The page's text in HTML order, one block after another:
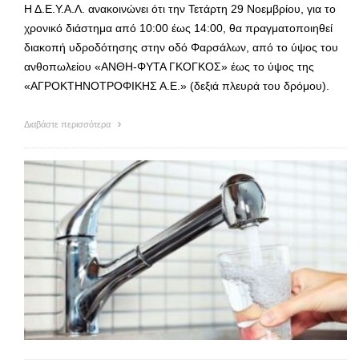
Η Δ.Ε.Υ.Α.Λ. ανακοινώνει ότι την Τετάρτη 29 Νοεμβρίου, για το
χρονικό διάστημα από 10:00 έως 14:00, θα πραγματοποιηθεί
διακοπή υδροδότησης στην οδό Φαρσάλων, από το ύψος του
ανθοπωλείου «ΑΝΘΗ-ΦΥΤΑ ΓΚΟΓΚΟΣ» έως το ύψος της
«ΑΓΡΟΚΤΗΝΟΤΡΟΦΙΚΗΣ Α.Ε.» (δεξιά πλευρά του δρόμου).
Διαβάστε περισσότερα